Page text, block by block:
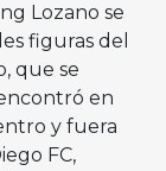
Lozano se
figuras del
que se
en
y fuera
FC,